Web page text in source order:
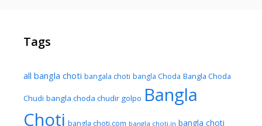
Tags
all bangla choti bangala choti bangla Choda Bangla Choda
Chudi bangla choda chudir golpo Bangla
Choti bangla choti.com bangla choti.in bangla choti